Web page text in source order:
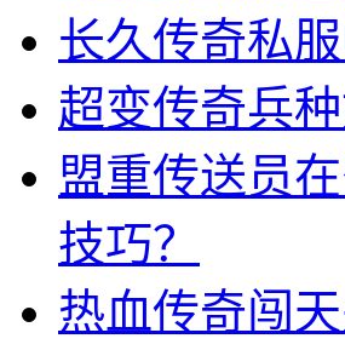
长久传奇私
超变传奇兵
盟重传送员
技巧？
热血传奇闯